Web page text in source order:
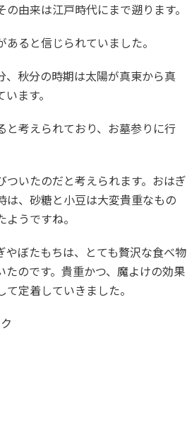
由来は江戸時代にまで遡ります。
ると信じられていました。
秋分の時期は太陽が真東から真
ます。
考えられており、お墓参りに行
いたのだと考えられます。おはぎ
、砂糖と小豆は大変貴重なもの
うですね。
ぼたもちは、とても贅沢な食べ物
のです。貴重かつ、魔よけの効果
定着していきました。